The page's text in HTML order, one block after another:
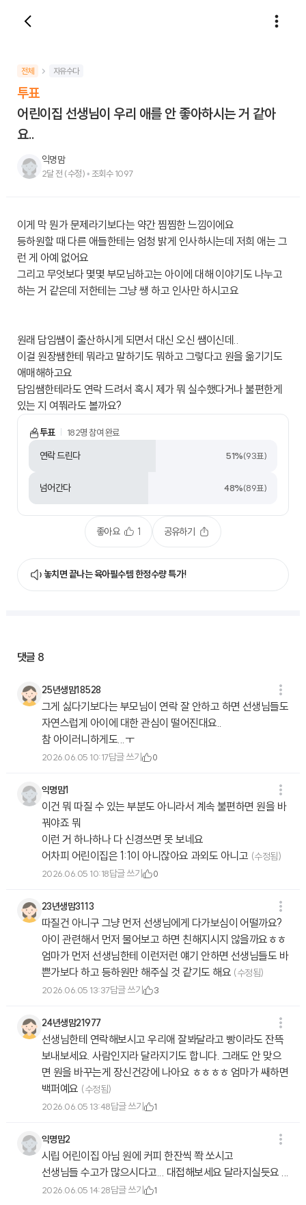
전체 자유수다
투표
어린이집 선생님이 우리 애를 안 좋아하시는 거 같아
요..
익명맘
2달 전 (수정)• 조회수1097
이게 막 뭔가 문제라기보다는 약간 찜찜한 느낌이에요
등하원할 때 다른 애들한테는 엄청 밝게 인사하시는데 저희 애는 그
런 게 아예 없어요
그리고 무엇보다 몇몇 부모님하고는 아이에 대해 이야기도 나누고
하는 거 같은데 저한테는 그냥 쌩 하고 인사만 하시고요
원래 담임쌤이 출산하시게 되면서 대신 오신 쌤이신데..
이걸 원장쌤한테 뭐라고 말하기도 뭐하고 그렇다고 원을 옮기기도
애매해하고요
담임쌤한테라도 연락 드려서 혹시 제가 뭐 실수했다거나 불편한게
있는 지 여쭤라도 볼까요?
투표 182명 참여 완료
연락 드린다 51%(93표)
넘어간다 48%(89표)
좋아요 1 공유하기
놓치면 끝나는 육아필수템 한정수량 특가!
댓글 8
25년생맘18528
그게 싫다기보다는 부모님이 연락 잘 안하고 하면 선생님들도
자연스럽게 아이에 대한 관심이 떨어진대요..
참 아이러니하게도...ㅜ
2026.06.05 10:17답글 쓰기 0
익명맘1
이건 뭐 따질 수 있는 부분도 아니라서 계속 불편하면 원을 바
꿔야죠 뭐
이런 거 하나하나 다 신경쓰면 못 보네요
어차피 어린이집은 1:1이 아니잖아요 과외도 아니고 (수정됨)
2026.06.05 10:18답글 쓰기 0
23년생맘3113
따질건 아니구 그냥 먼저 선생님에게 다가보심이 어떨까요?
아이 관련해서 먼저 물어보고 하면 친해지시지 않을까요ㅎㅎ
엄마가 먼저 선생님한테 이런저런 얘기 안하면 선생님들도 바
쁜가보다 하고 등하원만 해주실 것 같기도 해요 (수정됨)
2026.06.05 13:37답글 쓰기 3
24년생맘21977
선생님한테 연락해보시고 우리애 잘봐달라고 빵이라도 잔뜩
보내보세요. 사람인지라 달라지기도 합니다. 그래도 안 맞으
면 원을 바꾸는게 장신건강에 나아요 ㅎㅎㅎㅎ 엄마가 쌔하면
백퍼예요 (수정됨)
2026.06.05 13:48답글 쓰기 1
익명맘2
시립 어린이집 아님 원에 커피 한잔씩 쫙 쏘시고
선생님들 수고가 많으시다고... 대접해보세요 달라지실듯요 ...
2026.06.05 14:28답글 쓰기 1